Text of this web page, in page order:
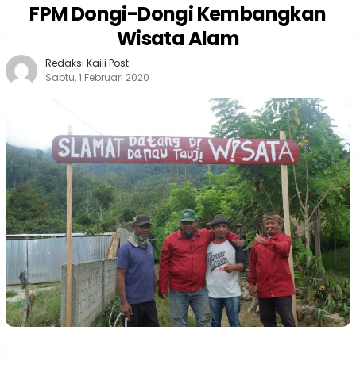
FPM Dongi-Dongi Kembangkan
Wisata Alam
Redaksi Kaili Post
Sabtu, 1 Februari 2020